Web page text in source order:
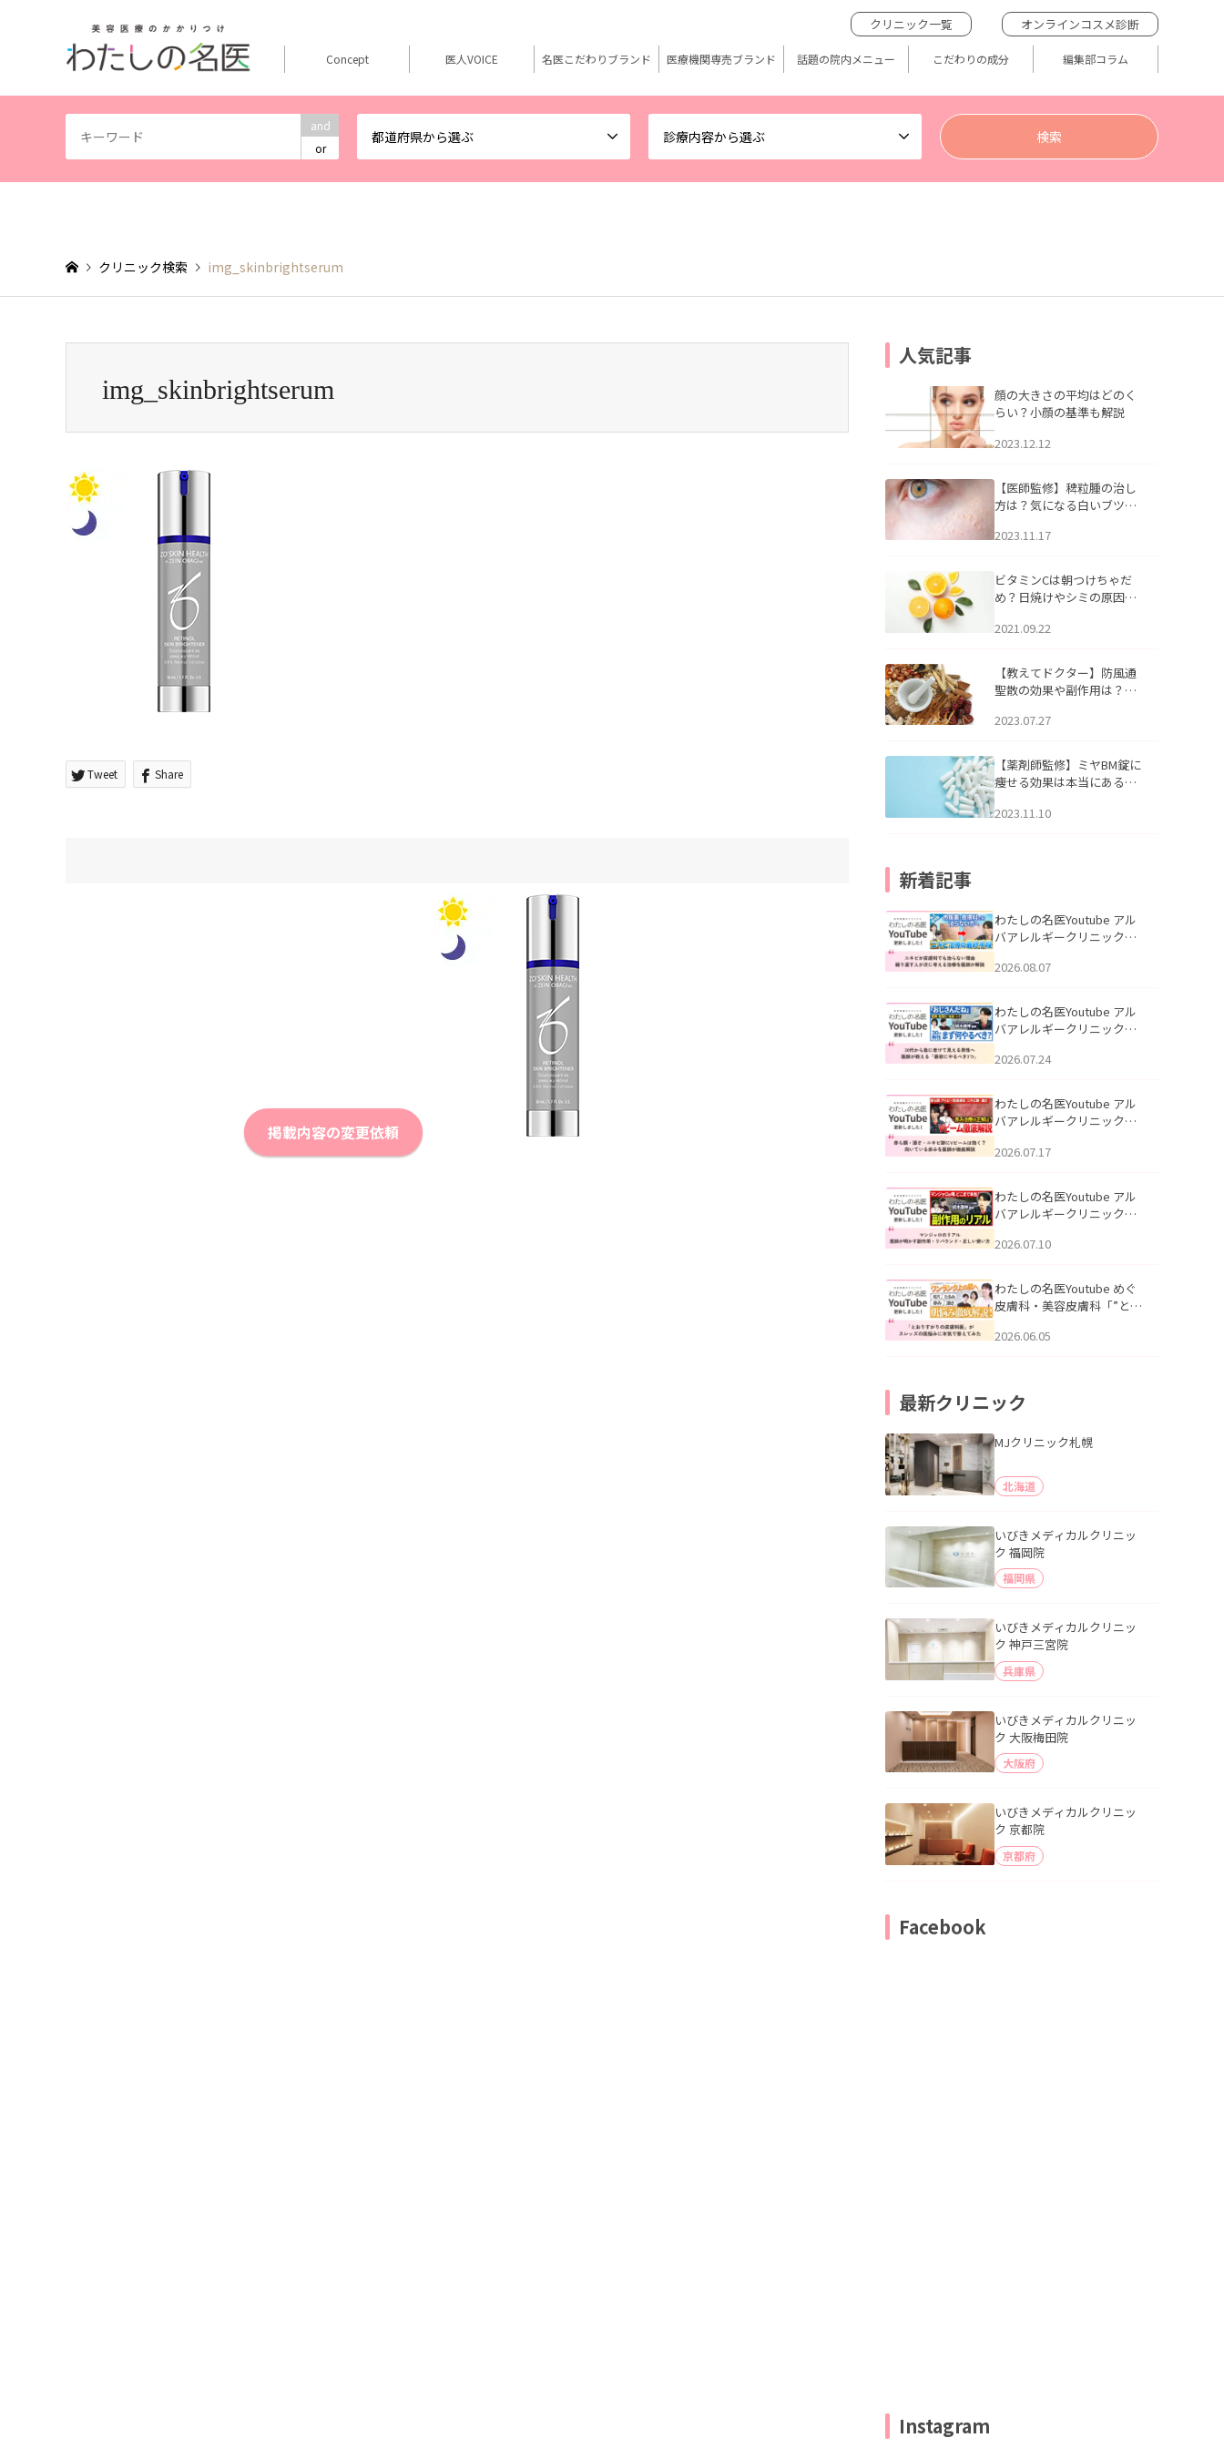
and
or
都道府県から選ぶ 診療内容から選ぶ
クリニック一覧 オンラインコスメ診断
Concept 医人VOICE 名医こだわりブランド 医療機関専売ブランド 話題の院内メニュー こだわりの成分 編集部コラム
クリニック検索 img_skinbrightserum
img_skinbrightserum
Tweet Share
掲載内容の変更依頼
人気記事
顔の大きさの平均はどのく
らい？小顔の基準も解説
2023.12.12
【医師監修】稗粒腫の治し
方は？気になる白いブツブ
アについて
2023.11.17
ビタミンCは朝つけちゃだ
め？日焼けやシミの原因に
2021.09.22
【教えてドクター】防風通
聖散の効果や副作用は？長
2023.07.27
【薬剤師監修】ミヤBM錠に
痩せる効果は本当にある
2023.11.10
新着記事
わたしの名医Youtube アル
バアレルギークリニック札
らない理由｜繰り返す人が
説」を公開いたしました。
2026.08.07
わたしの名医Youtube アル
バアレルギークリニック札
える男性へ｜医師が教える
公開いたしました。
2026.07.24
わたしの名医Youtube アル
バアレルギークリニック札
跡にVビームは効く？向いて
説」を公開いたしました。
2026.07.17
わたしの名医Youtube アル
バアレルギークリニック札
医師が明かす副作用・リバ
公開いたしました。
2026.07.10
わたしの名医Youtube めぐ
皮膚科・美容皮膚科「”とお
ッズの肌悩みに本気で答え
2026.06.05
最新クリニック
MJクリニック札幌
北海道
いびきメディカルクリニッ
ク 福岡院
福岡県
いびきメディカルクリニッ
ク 神戸三宮院
兵庫県
いびきメディカルクリニッ
ク 大阪梅田院
大阪府
いびきメディカルクリニッ
ク 京都院
京都府
Facebook
Instagram